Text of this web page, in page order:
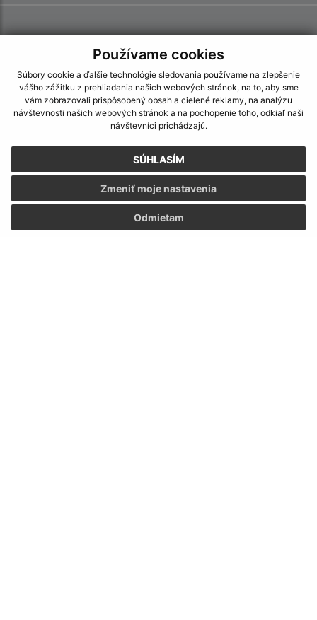
Používame cookies
Súbory cookie a ďalšie technológie sledovania používame na zlepšenie
vášho zážitku z prehliadania našich webových stránok, na to, aby sme
vám zobrazovali prispôsobený obsah a cielené reklamy, na analýzu
návštevnosti našich webových stránok a na pochopenie toho, odkiaľ naši
návštevníci prichádzajú.
SÚHLASÍM
Odmietam
Zmeniť moje nastavenia
Informácie o stránke: